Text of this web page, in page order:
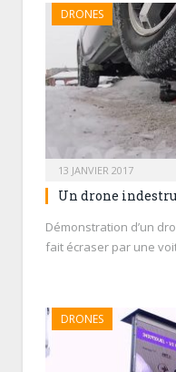
DRONES
13 JANVIER 2017
Un drone
Démonstration d’un
fait écraser par une
DRONES